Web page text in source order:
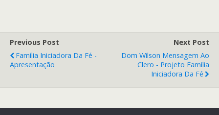
Previous Post
Família Iniciadora Da Fé -
Apresentação
Next Post
Dom Wilson Mensagem Ao
Clero - Projeto Família
Iniciadora Da Fé